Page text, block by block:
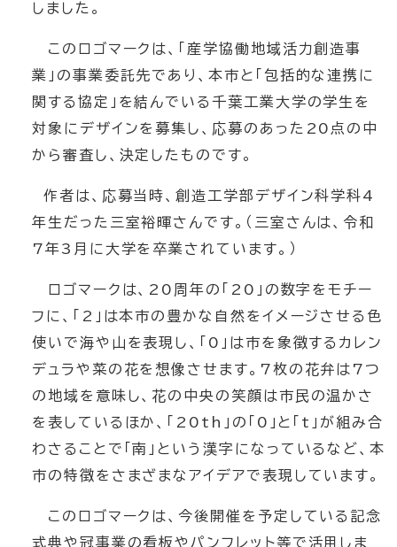
しました。
このロゴマークは、「産学協働地域活力創造事
業」の事業委託先であり、本市と「包括的な連携に
関する協定」を結んでいる千葉工業大学の学生を
対象にデザインを募集し、応募のあった20点の中
から審査し、決定したものです。
作者は、応募当時、創造工学部デザイン科学科4
年生だった三室裕暉さんです。（三室さんは、令和
7年3月に大学を卒業されています。）
ロゴマークは、20周年の「20」の数字をモチー
フに、「2」は本市の豊かな自然をイメージさせる色
使いで海や山を表現し、「0」は市を象徴するカレン
デュラや菜の花を想像させます。7枚の花弁は7つ
の地域を意味し、花の中央の笑顔は市民の温かさ
を表しているほか、「20th」の「0」と「t」が組み合
わさることで「南」という漢字になっているなど、本
市の特徴をさまざまなアイデアで表現しています。
このロゴマークは、今後開催を予定している記念
式典や冠事業の看板やパンフレット等で活用しま